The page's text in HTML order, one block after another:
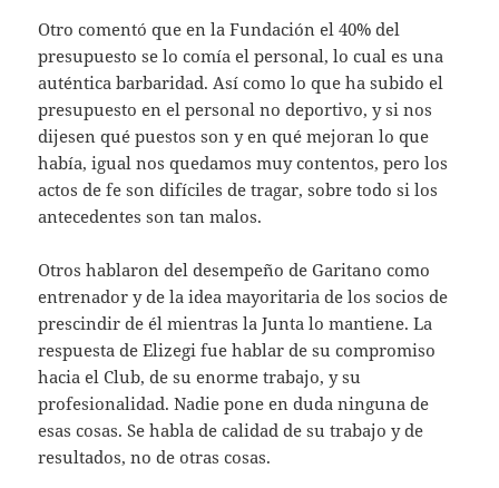
Otro comentó que en la Fundación el 40% del
presupuesto se lo comía el personal, lo cual es una
auténtica barbaridad. Así como lo que ha subido el
presupuesto en el personal no deportivo, y si nos
dijesen qué puestos son y en qué mejoran lo que
había, igual nos quedamos muy contentos, pero los
actos de fe son difíciles de tragar, sobre todo si los
antecedentes son tan malos.
Otros hablaron del desempeño de Garitano como
entrenador y de la idea mayoritaria de los socios de
prescindir de él mientras la Junta lo mantiene. La
respuesta de Elizegi fue hablar de su compromiso
hacia el Club, de su enorme trabajo, y su
profesionalidad. Nadie pone en duda ninguna de
esas cosas. Se habla de calidad de su trabajo y de
resultados, no de otras cosas.